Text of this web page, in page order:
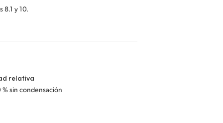
8.1 y 10.
relativa
% sin condensación